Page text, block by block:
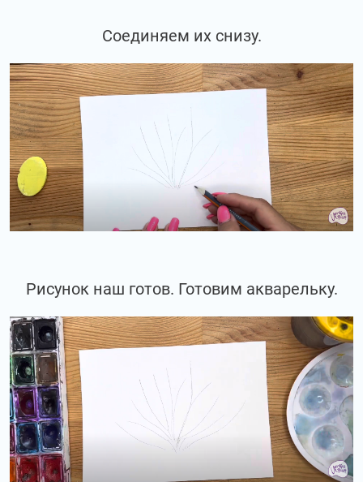
Соединяем их снизу.
Рисунок наш готов. Готовим акварельку.